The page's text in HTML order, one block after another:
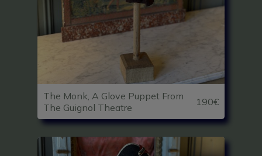
The Monk, A Glove Puppet From
The Guignol Theatre
190€